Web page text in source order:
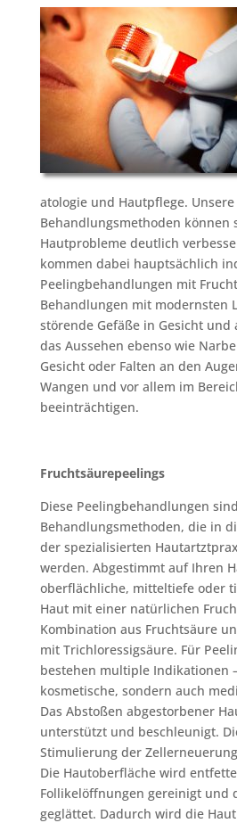
atologie und Hautpflege. Unsere
Behandlungsmethoden können
Hautprobleme deutlich
kommen dabei hauptsächlich
Peelingbehandlungen mit
Behandlungen mit modernsten
störende Gefäße in Gesicht und
das Aussehen ebenso wie
Gesicht oder Falten an den
Wangen und vor allem im
beeinträchtigen.
Fruchtsäurepeelings
Diese Peelingbehandlungen
Behandlungsmethoden, die in
der spezialisierten
werden. Abgestimmt auf Ihren
oberflächliche, mitteltiefe oder
Haut mit einer natürlichen
Kombination aus Fruchtsäure
mit Trichloressigsäure. Für
bestehen multiple Indikationen
kosmetische, sondern auch
Das Abstoßen abgestorbener
unterstützt und beschleunigt.
Stimulierung der
Die Hautoberfläche wird
Follikelöffnungen gereinigt und
geglättet. Dadurch wird die